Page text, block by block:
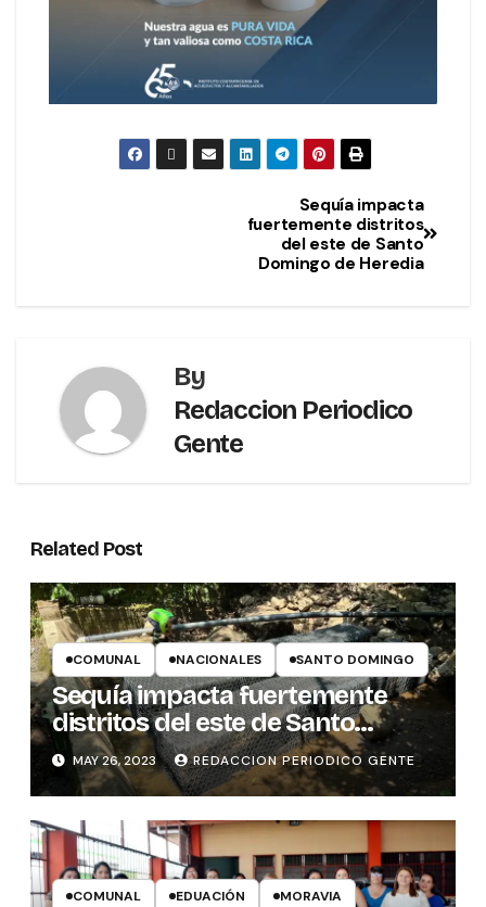
Sequía impacta
fuertemente distritos
del este de Santo
Domingo de Heredia
By
Redaccion Periodico
Gente
Related Post
COMUNAL NACIONALES SANTO DOMINGO
Sequía impacta fuertemente
distritos del este de Santo
Domingo de Heredia
MAY 26, 2023 REDACCION PERIODICO GENTE
COMUNAL EDUACIÓN MORAVIA